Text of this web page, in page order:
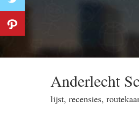
Anderlecht
lijst, recensies,